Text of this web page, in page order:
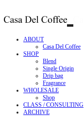
ABOUT
Casa Del Coffee
SHOP
Blend
Single Origin
Drip bag
Fragrance
WHOLESALE
Shop
CLASS / CONSULTING
ARCHIVE